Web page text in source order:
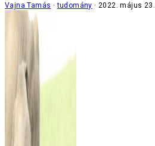
Vajna Tamás tudomány 2022. május 23.